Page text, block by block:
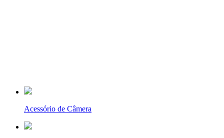
Acessório de Câmera